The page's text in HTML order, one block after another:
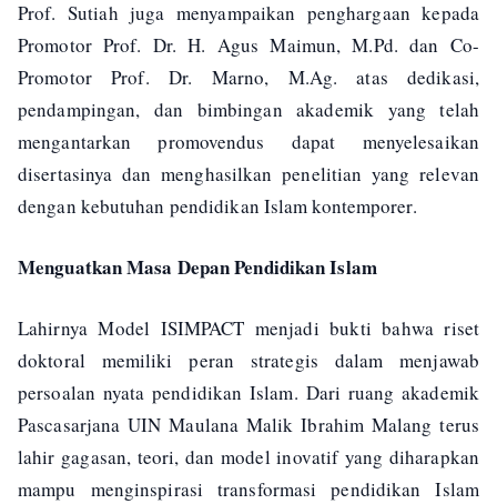
Prof. Sutiah juga menyampaikan penghargaan kepada
Promotor Prof. Dr. H. Agus Maimun, M.Pd. dan Co-
Promotor Prof. Dr. Marno, M.Ag. atas dedikasi,
pendampingan, dan bimbingan akademik yang telah
mengantarkan promovendus dapat menyelesaikan
disertasinya dan menghasilkan penelitian yang relevan
dengan kebutuhan pendidikan Islam kontemporer.
Menguatkan Masa Depan Pendidikan Islam
Lahirnya Model ISIMPACT menjadi bukti bahwa riset
doktoral memiliki peran strategis dalam menjawab
persoalan nyata pendidikan Islam. Dari ruang akademik
Pascasarjana UIN Maulana Malik Ibrahim Malang terus
lahir gagasan, teori, dan model inovatif yang diharapkan
mampu menginspirasi transformasi pendidikan Islam